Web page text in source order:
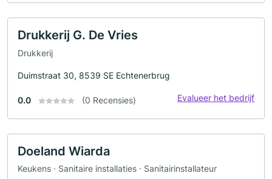
Drukkerij G. De Vries
Drukkerij
Duimstraat 30, 8539 SE Echtenerbrug
0.0 (0 Recensies) Evalueer het bedrijf
Doeland Wiarda
Keukens · Sanitaire installaties · Sanitairinstallateur